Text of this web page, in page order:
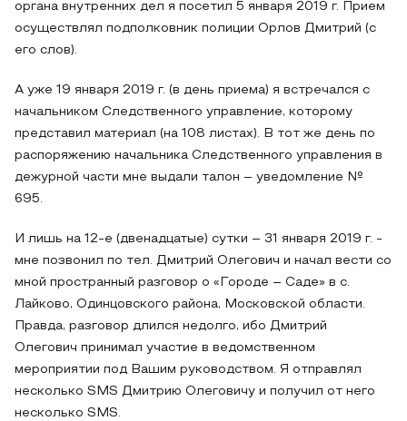
органа внутренних дел я посетил 5 января 2019 г. Прием
осуществлял подполковник полиции Орлов Дмитрий (с
его слов).
А уже 19 января 2019 г. (в день приема) я встречался с
начальником Следственного управление, которому
представил материал (на 108 листах). В тот же день по
распоряжению начальника Следственного управления в
дежурной части мне выдали талон – уведомление №
695.
И лишь на 12-е (двенадцатые) сутки – 31 января 2019 г. -
мне позвонил по тел. Дмитрий Олегович и начал вести со
мной пространный разговор о «Городе – Саде» в с.
Лайково, Одинцовского района, Московской области.
Правда, разговор длился недолго, ибо Дмитрий
Олегович принимал участие в ведомственном
мероприятии под Вашим руководством. Я отправлял
несколько SMS Дмитрию Олеговичу и получил от него
несколько SMS.